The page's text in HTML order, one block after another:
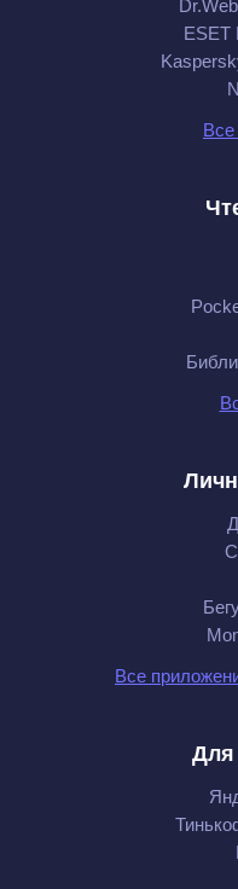
ESET
Все
Все
Для